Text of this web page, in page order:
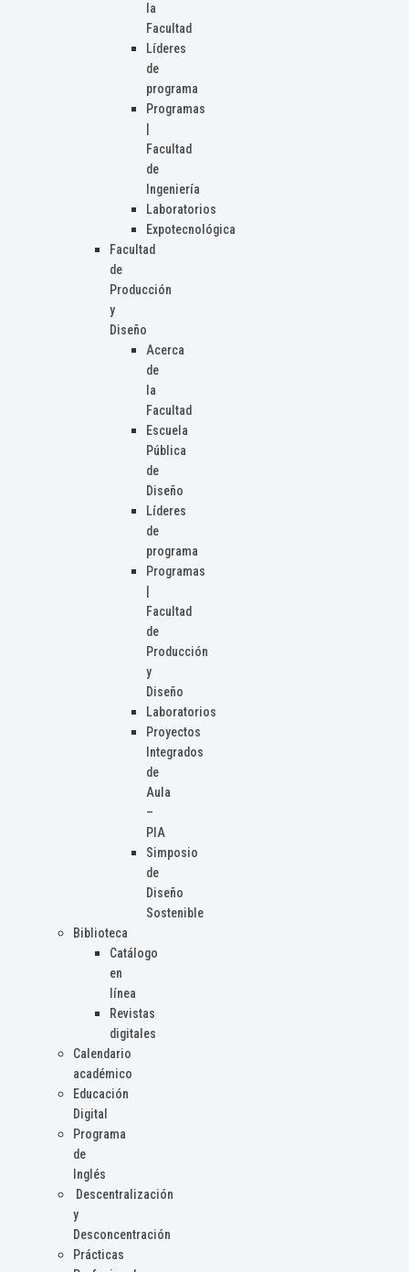
la
Facultad
Líderes
de
programa
Programas
Facultad
de
Ingeniería
Laboratorios
Expotecnológica
Facultad
de
Producción
y
Diseño
Acerca
de
la
Facultad
Escuela
Pública
de
Diseño
Líderes
de
programa
Programas
Facultad
de
Producción
y
Diseño
Laboratorios
Proyectos
Integrados
de
Aula
–
PIA
Simposio
de
Diseño
Sostenible
Biblioteca
Catálogo
en
línea
Revistas
digitales
Calendario
académico
Educación
Digital
Programa
de
Inglés
Descentralización
y
Desconcentración
Prácticas